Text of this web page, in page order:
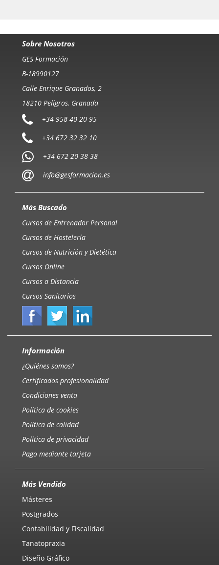
Sobre Nosotros
GES Formación
B-18990127
Calle Enrique Granados, 2
18210 Peligros, Granada
+34 958 40 20 95
+34 672 32 32 10
+34 672 20 38 38
info@gesformacion.es
Más Buscado
Cursos de Entrenador Personal
Cursos de Hostelería
Cursos de Nutrición y Dietética
Cursos Online
Cursos a Distancia
Cursos Sanitarios
Información
¿Quiénes somos?
Certificados profesionalidad
Condiciones venta
Política de cookies
Política de calidad
Política de privacidad
Pago mediante tarjeta
Más Vendido
Másteres
Postgrados
Contabilidad y Fiscalidad
Tanatopraxia
Diseño Gráfico